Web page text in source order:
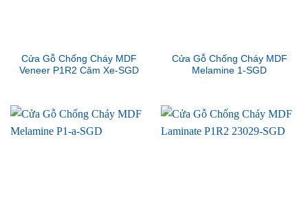
Cửa Gỗ Chống Cháy MDF
Veneer P1R2 Căm Xe-SGD
Cửa Gỗ Chống Cháy MDF
Melamine 1-SGD